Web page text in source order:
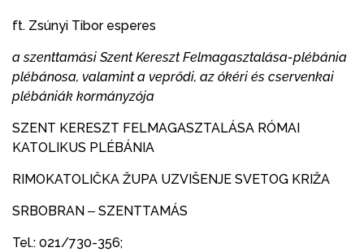
ft. Zsúnyi Tibor esperes
a szenttamási Szent Kereszt Felmagasztalása-plébánia
plébánosa, valamint a veprődi, az ókéri és cservenkai
plébániák kormányzója
SZENT KERESZT FELMAGASZTALÁSA RÓMAI
KATOLIKUS PLÉBÁNIA
RIMOKATOLIČKA ŽUPA UZVIŠENJE SVETOG KRIŽA
SRBOBRAN ‒ SZENTTAMÁS
Tel.: 021/730-356;